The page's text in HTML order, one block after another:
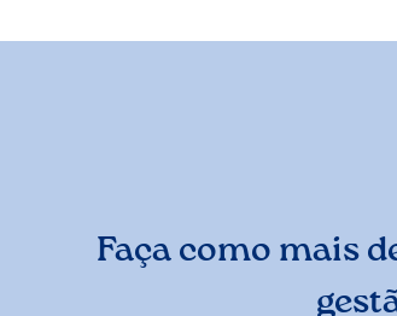
Faça como mais